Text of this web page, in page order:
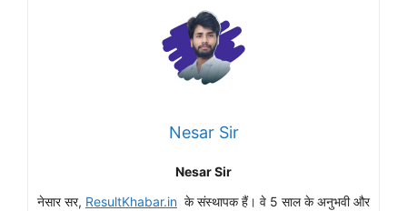
Nesar Sir
Nesar Sir
नेसार सर, ResultKhabar.in के संस्थापक हैं। वे 5 साल के अनुभवी और